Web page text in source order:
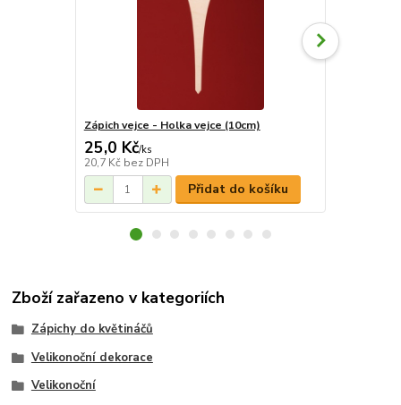
Zápich vejce - Holka vejce (10cm)
25,0 Kč/ks
20,7 Kč bez DPH
Přidat do košíku
Zboží zařazeno v kategoriích
Zápichy do květináčů
Velikonoční dekorace
Velikonoční